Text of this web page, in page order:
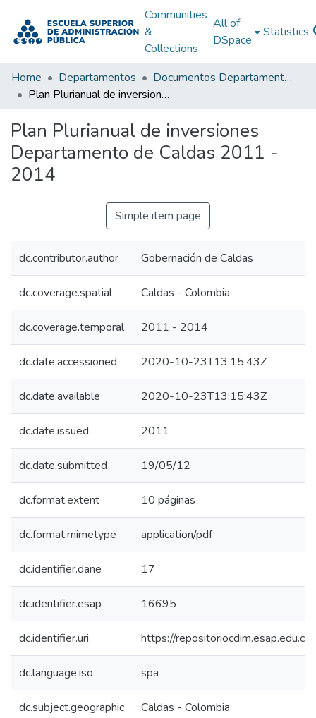
Communities
&
Collections
All of
DSpace
Statistics
Home Departamentos
Documentos Departamentales
Plan Plurianual de inversiones Departamento de Caldas 2011 - 2014
Plan Plurianual de inversiones
Departamento de Caldas 2011 -
2014
Simple item page
dc.contributor.author Gobernación de Caldas
dc.coverage.spatial Caldas - Colombia
dc.coverage.temporal 2011 - 2014
dc.date.accessioned 2020-10-23T13:15:43Z
dc.date.available 2020-10-23T13:15:43Z
dc.date.issued 2011
dc.date.submitted 19/05/12
dc.format.extent 10 páginas
dc.format.mimetype application/pdf
dc.identifier.dane 17
dc.identifier.esap 16695
dc.identifier.uri https://
dc.language.iso spa
dc.subject.geographic Caldas - Colombia